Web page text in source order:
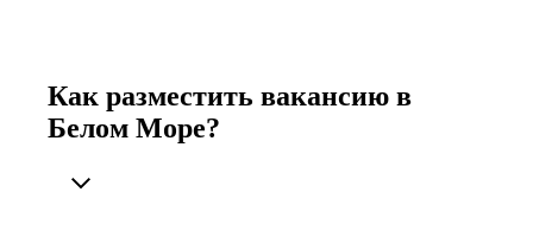
Как разместить вакансию в
Белом Море?